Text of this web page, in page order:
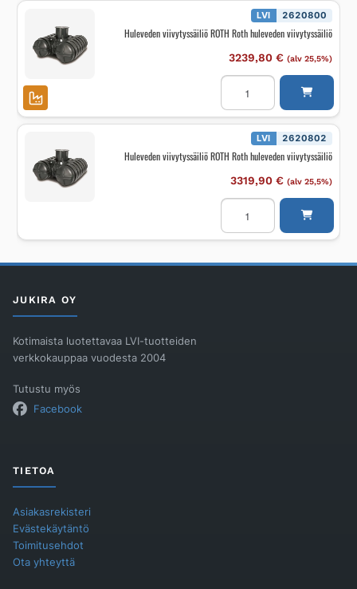
viivytyssäiliö
määrä
LVI 2620800
Huleveden viivytyssäiliö ROTH Roth huleveden viivytyssäiliö
3239,80 € (alv 25,5%)
Huleveden
viivytyssäiliö
ROTH
Roth
huleveden
viivytyssäiliö
määrä
LVI 2620802
Huleveden viivytyssäiliö ROTH Roth huleveden viivytyssäiliö
3319,90 € (alv 25,5%)
Huleveden
viivytyssäiliö
ROTH
Roth
määrä
JUKIRA OY
Kotimaista luotettavaa LVI-tuotteiden
verkkokauppaa vuodesta 2004
Tutustu myös
Facebook
TIETOA
Asiakasrekisteri
Evästekäytäntö
Toimitusehdot
Ota yhteyttä